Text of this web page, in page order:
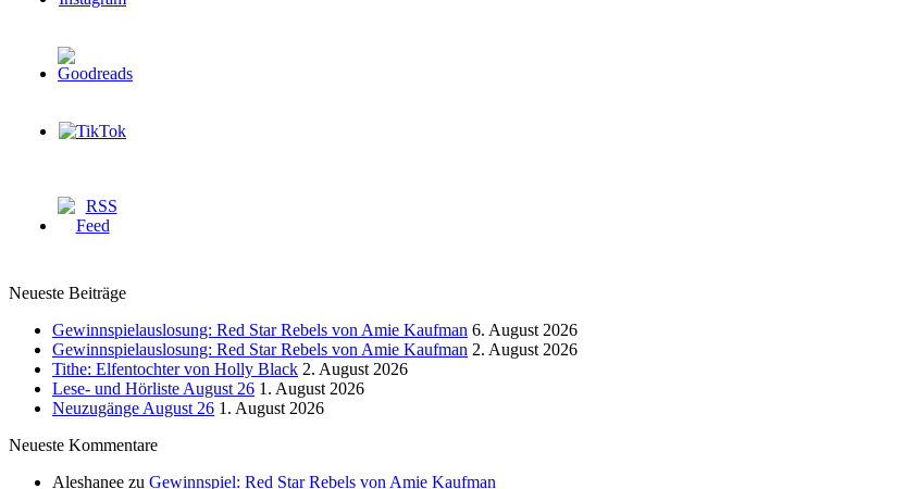
Neueste Beiträge
Gewinnspielauslosung: Red Star Rebels von Amie Kaufman 6. August 2026
Gewinnspielauslosung: Red Star Rebels von Amie Kaufman 2. August 2026
Tithe: Elfentochter von Holly Black 2. August 2026
Lese- und Hörliste August 26 1. August 2026
Neuzugänge August 26 1. August 2026
Neueste Kommentare
Aleshanee zu Gewinnspiel: Red Star Rebels von Amie Kaufman